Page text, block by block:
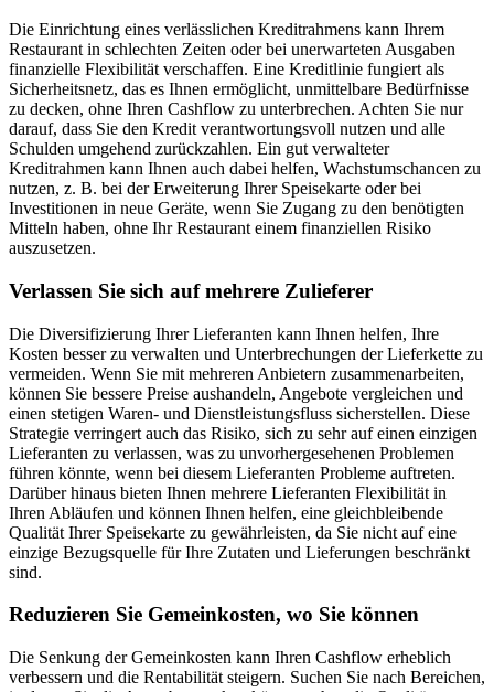
Die Einrichtung eines verlässlichen Kreditrahmens kann Ihrem
Restaurant in schlechten Zeiten oder bei unerwarteten Ausgaben
finanzielle Flexibilität verschaffen. Eine Kreditlinie fungiert als
Sicherheitsnetz, das es Ihnen ermöglicht, unmittelbare Bedürfnisse
zu decken, ohne Ihren Cashflow zu unterbrechen. Achten Sie nur
darauf, dass Sie den Kredit verantwortungsvoll nutzen und alle
Schulden umgehend zurückzahlen. Ein gut verwalteter
Kreditrahmen kann Ihnen auch dabei helfen, Wachstumschancen zu
nutzen, z. B. bei der Erweiterung Ihrer Speisekarte oder bei
Investitionen in neue Geräte, wenn Sie Zugang zu den benötigten
Mitteln haben, ohne Ihr Restaurant einem finanziellen Risiko
auszusetzen.
Verlassen Sie sich auf mehrere Zulieferer
Die Diversifizierung Ihrer Lieferanten kann Ihnen helfen, Ihre
Kosten besser zu verwalten und Unterbrechungen der Lieferkette zu
vermeiden. Wenn Sie mit mehreren Anbietern zusammenarbeiten,
können Sie bessere Preise aushandeln, Angebote vergleichen und
einen stetigen Waren- und Dienstleistungsfluss sicherstellen. Diese
Strategie verringert auch das Risiko, sich zu sehr auf einen einzigen
Lieferanten zu verlassen, was zu unvorhergesehenen Problemen
führen könnte, wenn bei diesem Lieferanten Probleme auftreten.
Darüber hinaus bieten Ihnen mehrere Lieferanten Flexibilität in
Ihren Abläufen und können Ihnen helfen, eine gleichbleibende
Qualität Ihrer Speisekarte zu gewährleisten, da Sie nicht auf eine
einzige Bezugsquelle für Ihre Zutaten und Lieferungen beschränkt
sind.
Reduzieren Sie Gemeinkosten, wo Sie können
Die Senkung der Gemeinkosten kann Ihren Cashflow erheblich
verbessern und die Rentabilität steigern. Suchen Sie nach Bereichen,